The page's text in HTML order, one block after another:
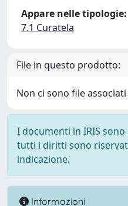
Appare nelle tipologie:
7.1 Curatela
File in questo prodotto:
Non ci sono file
I documenti in IRIS
tutti i diritti sono
indicazione.
Informazioni